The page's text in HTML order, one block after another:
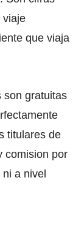
viaje
que viaja
son gratuitas
titulares de
comision por
a nivel